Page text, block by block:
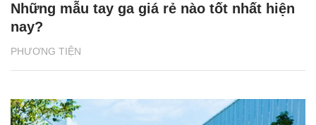
PHƯƠNG TIỆN
Những mẫu tay ga giá rẻ nào tốt nhất hiện
nay?